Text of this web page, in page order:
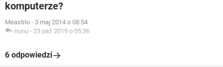
komputerze?
Meastrio - 3 maj 2014 o 08:54
nunu - 23 paź 2019 o 05:36
6 odpowiedzi